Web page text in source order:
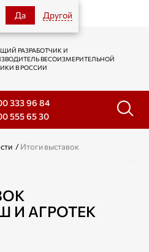
Да Другой
РАЗРАБОТЧИК И
ВЕСОИЗМЕРИТЕЛЬНОЙ
В РОССИИ
333 96 84
555 65 30
/Итоги выставок
И АГРОТЕК